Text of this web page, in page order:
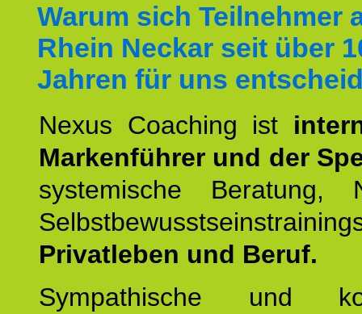
Warum sich Teilnehmer
Rhein Neckar seit über
Jahren für uns
Nexus Coaching ist
Markenführer und der
systemische Beratung,
Privatleben und Beruf.
Sympathische und